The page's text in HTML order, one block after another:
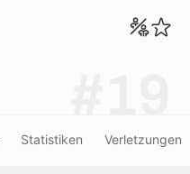
Statistiken Verletzungen